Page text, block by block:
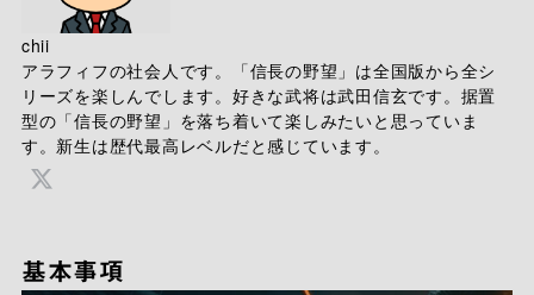
chii
アラフィフの社会人です。「信長の野望」は全国版から全シ
リーズを楽しんでします。好きな武将は武田信玄です。据置
型の「信長の野望」を落ち着いて楽しみたいと思っていま
す。新生は歴代最高レベルだと感じています。
基本事項